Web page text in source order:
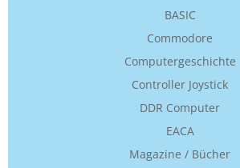
BASIC
Commodore
Computergeschichte
Controller Joystick
DDR Computer
EACA
Magazine / Bücher